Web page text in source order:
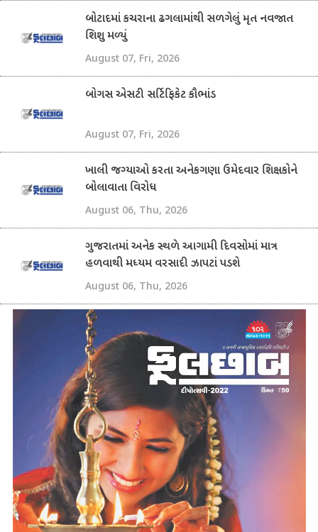
બોટાદમાં કચરાના ઢગલામાંથી સળગેલું મૃત નવજાત
શિશુ મળ્યું
August 07, Fri, 2026
બોગસ એસટી સર્ટિફિકેટ કૌભાંડ
August 07, Fri, 2026
ખાલી જગ્યાઓ કરતા અનેકગણા ઉમેદવાર શિક્ષકોને
બોલાવાતા વિરોધ
August 06, Thu, 2026
ગુજરાતમાં અનેક સ્થળે આગામી દિવસોમાં માત્ર
હળવાથી મધ્યમ વરસાદી ઝાપટાં પડશે
August 06, Thu, 2026